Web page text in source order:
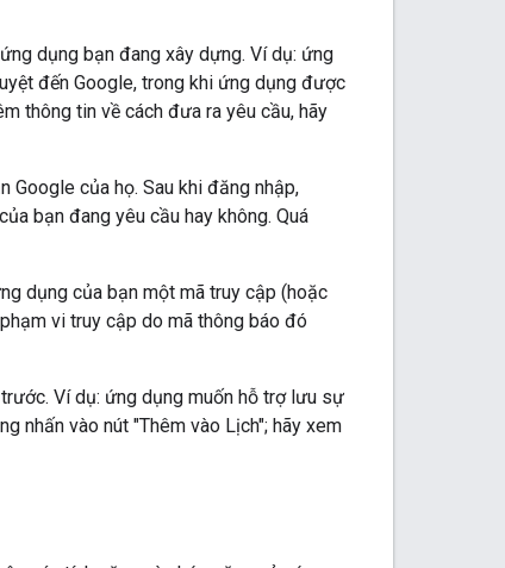
dụng bạn đang xây dựng. Ví dụ: ứng
đến Google, trong khi ứng dụng được
thông tin về cách đưa ra yêu cầu, hãy
Google của họ. Sau khi đăng nhập,
bạn đang yêu cầu hay không. Quá
dụng của bạn một mã truy cập (hoặc
vi truy cập do mã thông báo đó
Ví dụ: ứng dụng muốn hỗ trợ lưu sự
nhấn vào nút "Thêm vào Lịch"; hãy xem